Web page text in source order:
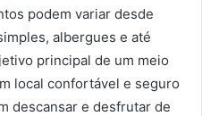
podem variar desde
albergues e até
principal de um meio
local confortável e seguro
descansar e desfrutar de